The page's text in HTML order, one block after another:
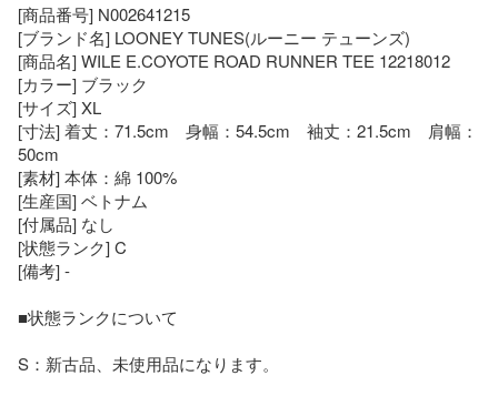
[商品番号] N002641215
[ブランド名] LOONEY TUNES(ルーニー テューンズ)
[商品名] WILE E.COYOTE ROAD RUNNER TEE 12218012
[カラー] ブラック
[サイズ] XL
[寸法] 着丈：71.5cm　身幅：54.5cm　袖丈：21.5cm　肩幅：
50cm
[素材] 本体：綿 100%
[生産国] ベトナム
[付属品] なし
[状態ランク] C
[備考] -
■状態ランクについて
S：新古品、未使用品になります。